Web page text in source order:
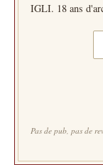
IGLI. 18 ans
Pas de pub, pas de